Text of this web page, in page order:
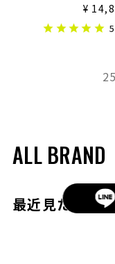
¥
25
ALL BRAND
最近見たアイテ